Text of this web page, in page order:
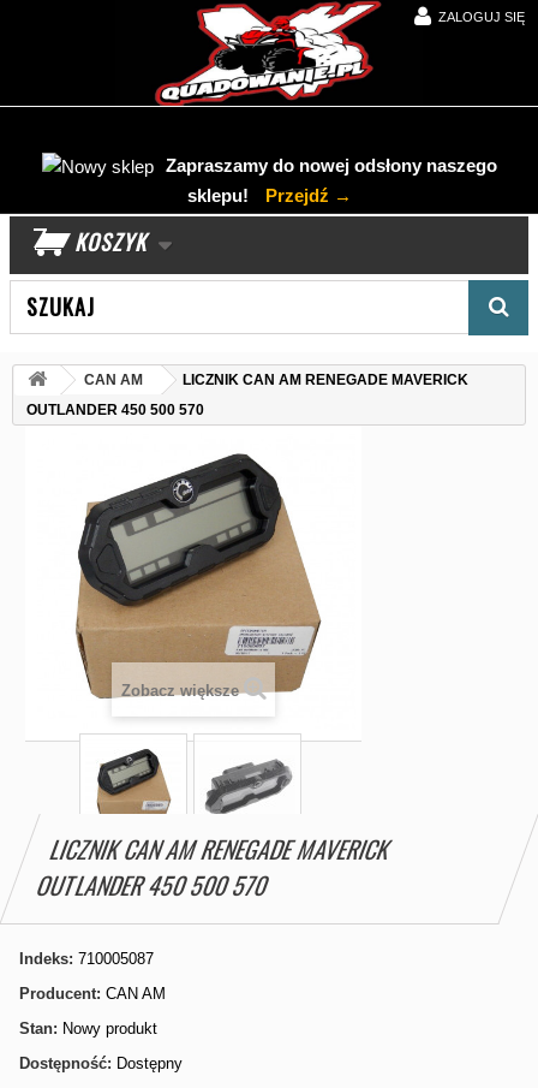
ZALOGUJ SIĘ
Zapraszamy do nowej odsłony naszego
sklepu!
Przejdź →
KOSZYK
CAN AM
LICZNIK CAN AM RENEGADE MAVERICK
OUTLANDER 450 500 570
Zobacz większe
LICZNIK CAN AM RENEGADE MAVERICK
OUTLANDER 450 500 570
Indeks: 710005087
Producent: CAN AM
Stan: Nowy produkt
Dostępność: Dostępny